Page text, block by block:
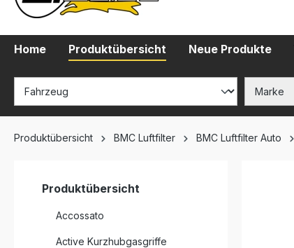
Home Produktübersicht Neue Produkte
Produktübersicht BMC Luftfilter BMC Luftfilter Auto
Produktübersicht
Accossato
Active Kurzhubgasgriffe